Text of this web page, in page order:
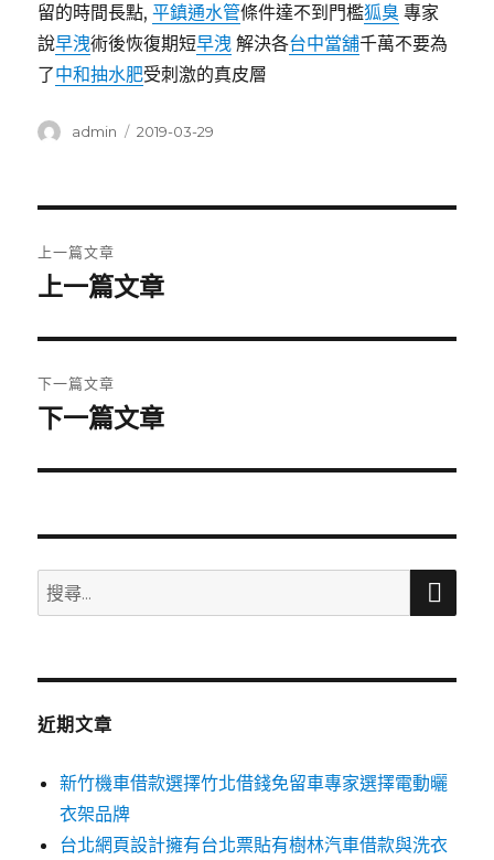
留的時間長點,平鎮通水管條件達不到門檻狐臭 專家
說早洩術後恢復期短早洩 解決各台中當舖千萬不要為
了中和抽水肥受刺激的真皮層
作
admin
發
2019-03-29
章
覽
上一篇文章
上
篇
文
章:
上一篇文章
下一篇文章
下
篇
章:
下一篇文章
搜
尋
鍵
搜
近期文章
新竹機車借款選擇竹北借錢免留車專家選擇電動曬
衣架品牌
台北網頁設計擁有台北票貼有樹林汽車借款與洗衣